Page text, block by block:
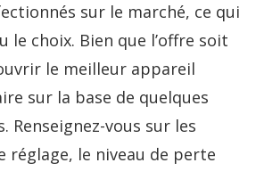
sur le marché, ce qui
le choix. Bien que l’offre soit
le meilleur appareil
sur la base de quelques
Renseignez-vous sur les
réglage, le niveau de perte